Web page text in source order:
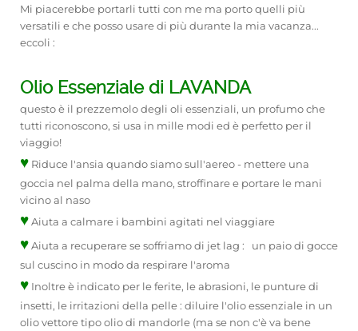
Mi piacerebbe portarli tutti con me ma porto quelli più
versatili e che posso usare di più durante la mia vacanza...
eccoli :
Olio Essenziale di LAVANDA
questo è il prezzemolo degli oli essenziali, un profumo che
tutti riconoscono, si usa in mille modi ed è perfetto per il
viaggio!
♥ Riduce l'ansia quando siamo sull'aereo - mettere una
goccia nel palma della mano, stroffinare e portare le mani
vicino al naso
♥Aiuta a calmare i bambini agitati nel viaggiare
♥Aiuta a recuperare se soffriamo di jet lag : un paio di gocce
sul cuscino in modo da respirare l'aroma
♥ Inoltre è indicato per le ferite, le abrasioni, le punture di
insetti, le irritazioni della pelle : diluire l'olio essenziale in un
olio vettore tipo olio di mandorle (ma se non c'è va bene